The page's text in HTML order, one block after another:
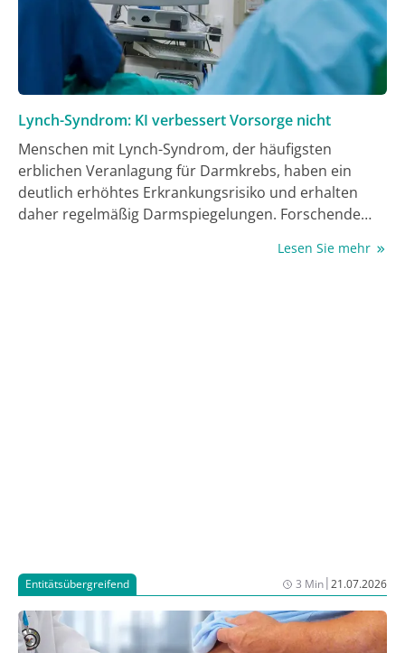
Lynch-Syndrom: KI verbessert Vorsorge nicht
Menschen mit Lynch-Syndrom, der häufigsten
erblichen Veranlagung für Darmkrebs, haben ein
deutlich erhöhtes Erkrankungsrisiko und erhalten
daher regelmäßig Darmspiegelungen. Forschende
Bonn, der Universität Leipzig und des Amsterdam
Lesen Sie mehr
Entitätsübergreifend 3 Min|21.07.2026